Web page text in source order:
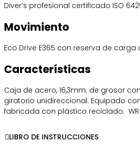
Diver’s profesional certificado ISO
Movimiento
Eco Drive E365 con reserva de
Características
Caja de acero, 16,3mm. de grosor
giratorio unidireccional. Equipado
fabricada con plástico reciclado. WR
LIBRO DE INSTRUCCIONES